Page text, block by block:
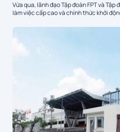
Vừa qua, lãnh đạo Tập đoàn FPT và Tập
làm việc cấp cao và chính thức khởi